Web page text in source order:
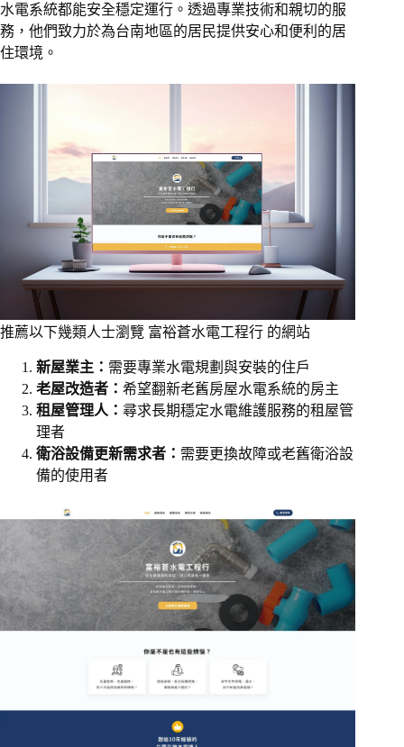
水電系統都能安全穩定運行。透過專業技術和親切的服
務，他們致力於為台南地區的居民提供安心和便利的居
住環境。
推薦以下幾類人士瀏覽 富裕蒼水電工程行 的網站
新屋業主： 需要專業水電規劃與安裝的住戶
老屋改造者： 希望翻新老舊房屋水電系統的房主
租屋管理人： 尋求長期穩定水電維護服務的租屋管
理者
衛浴設備更新需求者： 需要更換故障或老舊衛浴設
備的使用者